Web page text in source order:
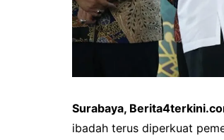
Surabaya,
ibadah terus diperkuat